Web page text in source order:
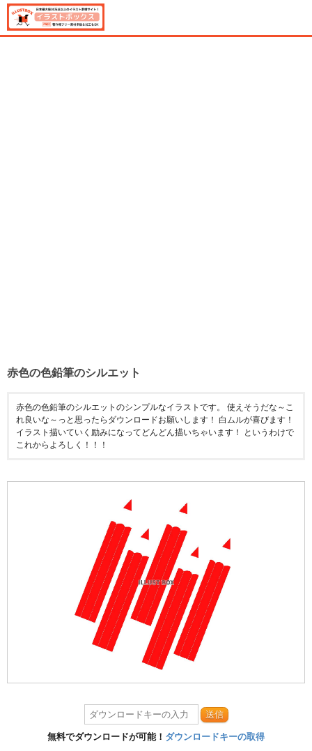
赤色の色鉛筆のシルエット
赤色の色鉛筆のシルエットのシンプルなイラストです。 使えそうだな～こ
れ良いな～っと思ったらダウンロードお願いします！ 白ムルが喜びます！
イラスト描いていく励みになってどんどん描いちゃいます！ というわけで
これからよろしく！！！
送信
無料でダウンロードが可能！ ダウンロードキーの取得